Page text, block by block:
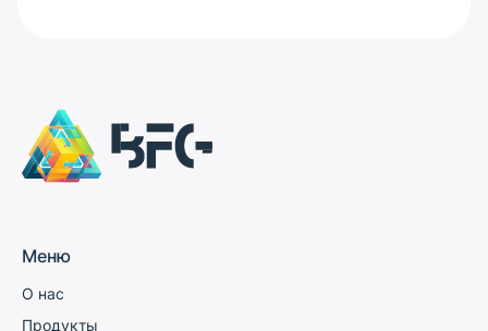
Меню
О нас
Продукты